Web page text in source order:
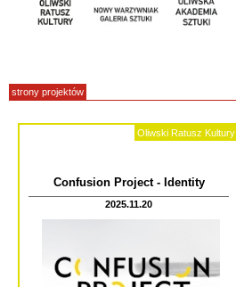
strony projektów
Oliwski Ratusz Kultury
Confusion Project - Identity
2025.11.20